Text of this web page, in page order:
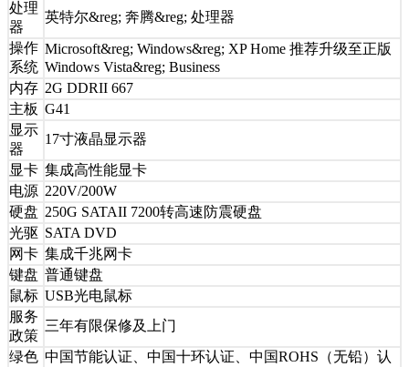
处理
器
英特尔&reg; 奔腾&reg; 处理器
操作
系统
Microsoft&reg; Windows&reg; XP Home 推荐升级至正版
Windows Vista&reg; Business
内存 2G DDRII 667
主板 G41
显示
器
17寸液晶显示器
显卡 集成高性能显卡
电源 220V/200W
硬盘 250G SATAII 7200转高速防震硬盘
光驱 SATA DVD
网卡 集成千兆网卡
键盘 普通键盘
鼠标 USB光电鼠标
服务
政策
三年有限保修及上门
绿色 中国节能认证、中国十环认证、中国ROHS（无铅）认